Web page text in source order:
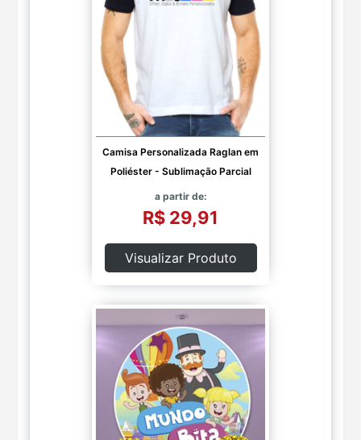
Camisa Personalizada Raglan em
Poliéster - Sublimação Parcial
a partir de:
R$ 29,91
Visualizar Produto